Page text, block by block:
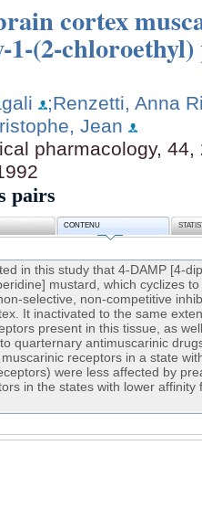
cortex
1-(2-
;Renzetti, Anna
Jean
pharmacology,
pairs
CONTENU
in this study that 4-DAMP [4-
mustard, which cyclizes
selective, non-competitive
It inactivated to the same
present in this tissue, as
quarternary antimuscarinic
receptors in a state
were less affected by
in the states with lower affinity